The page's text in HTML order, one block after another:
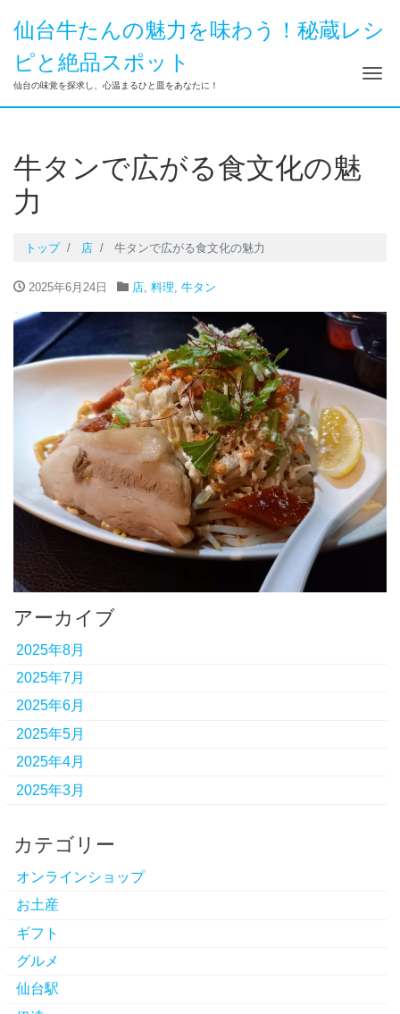
仙台牛たんの魅力を味わう！秘蔵レシ
ピと絶品スポット
仙台の味覚を探求し、心温まるひと皿をあなたに！ ナ
牛タンで広がる食文化の魅
力
トップ 店 牛タンで広がる食文化の魅力
2025年6月24日 店, 料理, 牛タン
アーカイブ
2025年8月
2025年7月
2025年6月
2025年5月
2025年4月
2025年3月
カテゴリー
オンラインショップ
お土産
ギフト
グルメ
仙台駅